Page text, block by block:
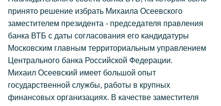
принято решение избрать Михаила Осеевского
заместителем президента - председателя правления
банка ВТБ с даты согласования его кандидатуры
Московским главным территориальным управлением
Центрального банка Российской Федерации.
Михаил Осеевский имеет большой опыт
государственной службы, работы в крупных
финансовых организациях. В качестве заместителя